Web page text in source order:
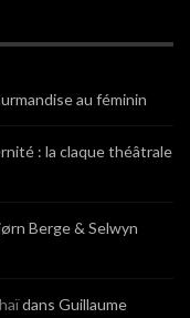
au féminin
: la claque théâtrale
Berge & Selwyn
dans Guillaume